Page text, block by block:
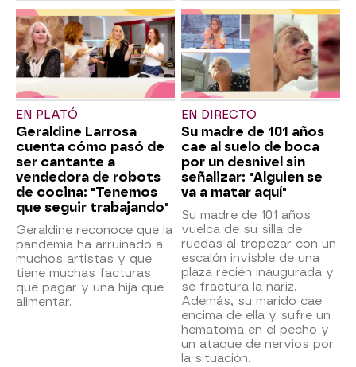
EN PLATÓ
Geraldine Larrosa
cuenta cómo pasó de
ser cantante a
vendedora de robots
de cocina: "Tenemos
que seguir trabajando"
Geraldine reconoce que la
pandemia ha arruinado a
muchos artistas y que
tiene muchas facturas
que pagar y una hija que
alimentar.
EN DIRECTO
Su madre de 101 años
cae al suelo de boca
por un desnivel sin
señalizar: "Alguien se
va a matar aquí"
Su madre de 101 años
vuelca de su silla de
ruedas al tropezar con un
escalón invisble de una
plaza recién inaugurada y
se fractura la nariz.
Además, su marido cae
encima de ella y sufre un
hematoma en el pecho y
un ataque de nervios por
la situación.